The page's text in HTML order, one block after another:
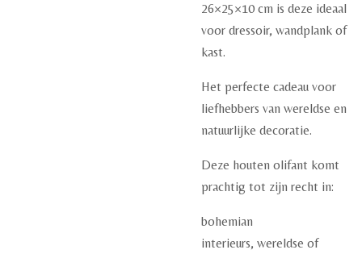
26×25×10 cm is deze ideaal
voor dressoir, wandplank of
kast.
Het perfecte cadeau voor
liefhebbers van wereldse en
natuurlijke decoratie.
Deze houten olifant komt
prachtig tot zijn recht in:
bohemian
interieurs, wereldse of